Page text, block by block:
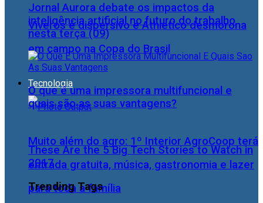
Viveros é dispersivo e Athletico desmorona
em campo na Copa do Brasil
Tecnologia
Muito além do agro: 1º Interior AgroCoop terá
entrada gratuita, música, gastronomia e lazer
para toda a família
Jornal Aurora debate os impactos da
inteligência artificial no futuro do trabalho
nesta terça (09)
O que é uma impressora multifuncional e
quais são as suas vantagens?
These Are the 5 Big Tech Stories to Watch in
2017
Trending Tags